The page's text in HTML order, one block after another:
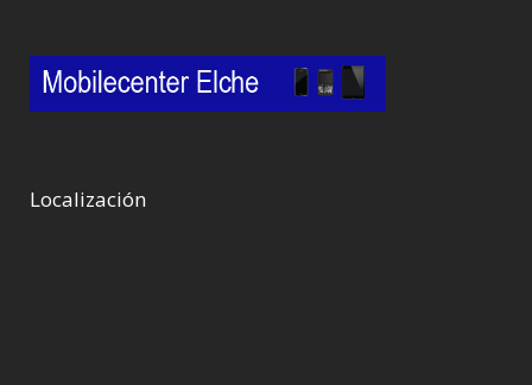
Localización